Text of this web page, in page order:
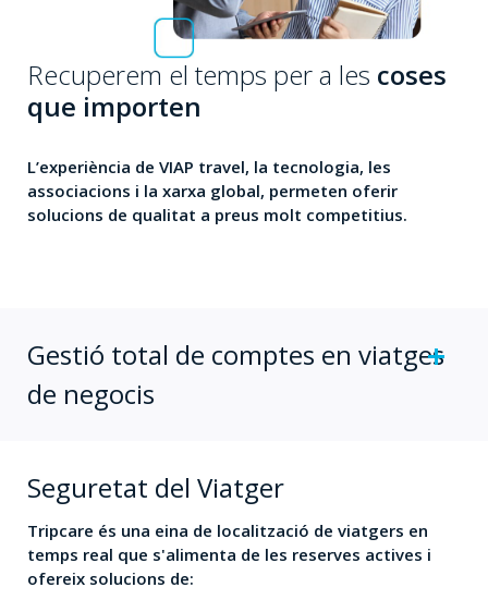
Recuperem el temps per a les coses
que importen
L’experiència de VIAP travel, la tecnologia, les
associacions i la xarxa global, permeten oferir
solucions de qualitat a preus molt competitius.
Gestió total de comptes en viatges
de negocis
Seguretat del Viatger
Tripcare és una eina de localització de viatgers en
temps real que s'alimenta de les reserves actives i
ofereix solucions de: